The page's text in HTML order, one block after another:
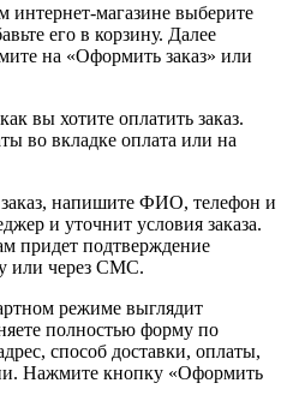
интернет-магазине выберите
его в корзину. Далее
на «Оформить заказ» или
вы хотите оплатить заказ.
во вкладке оплата или на
напишите ФИО, телефон и
и уточнит условия заказа.
придет подтверждение
или через СМС.
режиме выглядит
полностью форму по
способ доставки, оплаты,
Нажмите кнопку «Оформить